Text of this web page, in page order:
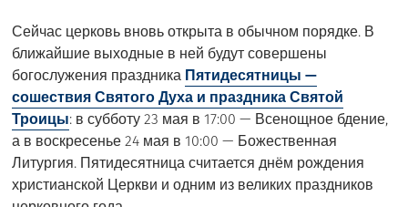
Сейчас церковь вновь открыта в обычном порядке. В
ближайшие выходные в ней будут совершены
богослужения праздника Пятидесятницы —
сошествия Святого Духа и праздника Святой
Троицы: в субботу 23 мая в 17:00 — Всенощное бдение,
а в воскресенье 24 мая в 10:00 — Божественная
Литургия. Пятидесятница считается днём рождения
христианской Церкви и одним из великих праздников